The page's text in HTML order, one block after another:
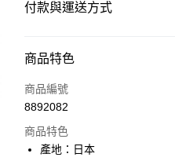
付款與運送方式
付款方式
信用卡一次付款
Apple Pay
商品特色
商品編號
8892082
商品特色
產地：日本